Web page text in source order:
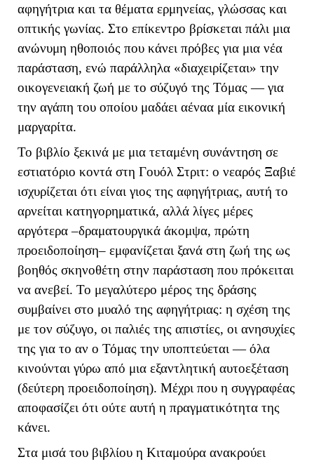
αφηγήτρια και τα θέματα ερμηνείας, γλώσσας και
οπτικής γωνίας. Στο επίκεντρο βρίσκεται πάλι μια
ανώνυμη ηθοποιός που κάνει πρόβες για μια νέα
παράσταση, ενώ παράλληλα «διαχειρίζεται» την
οικογενειακή ζωή με το σύζυγό της Τόμας — για
την αγάπη του οποίου μαδάει αέναα μία εικονική
μαργαρίτα.
Το βιβλίο ξεκινά με μια τεταμένη συνάντηση σε
εστιατόριο κοντά στη Γουόλ Στριτ: ο νεαρός Ξαβιέ
ισχυρίζεται ότι είναι γιος της αφηγήτριας, αυτή το
αρνείται κατηγορηματικά, αλλά λίγες μέρες
αργότερα –δραματουργικά άκομψα, πρώτη
προειδοποίηση– εμφανίζεται ξανά στη ζωή της ως
βοηθός σκηνοθέτη στην παράσταση που πρόκειται
να ανεβεί. Το μεγαλύτερο μέρος της δράσης
συμβαίνει στο μυαλό της αφηγήτριας: η σχέση της
με τον σύζυγο, οι παλιές της απιστίες, οι ανησυχίες
της για το αν ο Τόμας την υποπτεύεται — όλα
κινούνται γύρω από μια εξαντλητική αυτοεξέταση
(δεύτερη προειδοποίηση). Μέχρι που η συγγραφέας
αποφασίζει ότι ούτε αυτή η πραγματικότητα της
κάνει.
Στα μισά του βιβλίου η Κιταμούρα ανακρούει